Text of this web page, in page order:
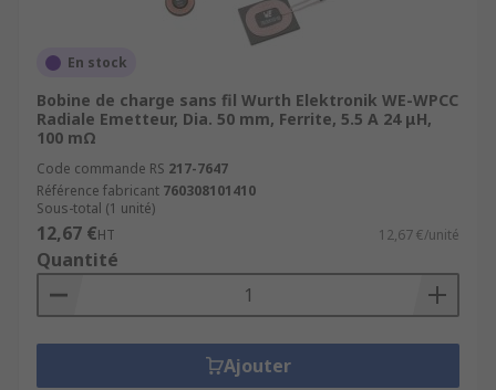
En stock
Bobine de charge sans fil Wurth Elektronik WE-WPCC
Radiale Emetteur, Dia. 50 mm, Ferrite, 5.5 A 24 μH,
100 mΩ
Code commande RS 217-7647
Référence fabricant 760308101410
Sous-total (1 unité)
12,67 €HT 12,67 €/unité
Quantité
Ajouter